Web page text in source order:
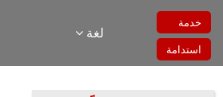
لغة
خدمة
استدامة